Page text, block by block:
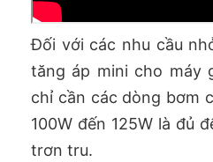
Đối với các nhu cầu
tăng áp mini cho máy
chỉ cần các dòng bơm
100W đến 125W là đủ
trơn tru.